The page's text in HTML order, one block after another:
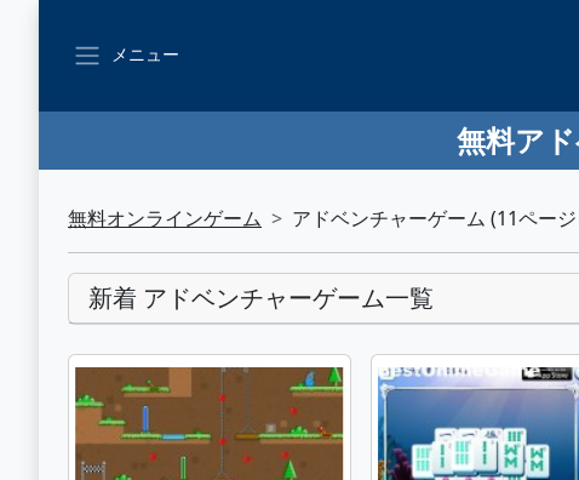
メニュー
無料ア
無料オンラインゲーム アドベンチャーゲーム (11ペー
新着 アドベンチャーゲーム一覧